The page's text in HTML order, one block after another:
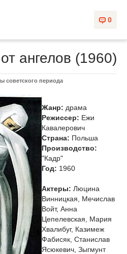
0
ангелов (1960)
советского периода
Жанр: драма
Режиссер: Ежи
Кавалерович
Страна: Польша
Производство:
"Кадр"
Год: 1960
Актеры: Люцина
Винницкая, Мечислав
Войт, Анна
Цепелевская, Мария
Хвалибуг, Казимеж
Фабисяк, Станислав
Ясюкевич, Зыгмунт